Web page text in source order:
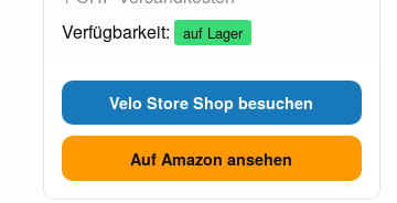
Verfügbarkeit:
auf Lager
Velo Store Shop besuchen
Auf Amazon ansehen